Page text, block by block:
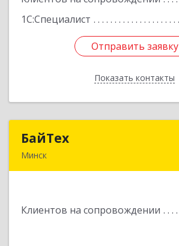
1С:Специалист
Отправить заявку
Показать контакты
Отправить заявку
Назад
БайТех
Минск
Клиентов на сопровождении